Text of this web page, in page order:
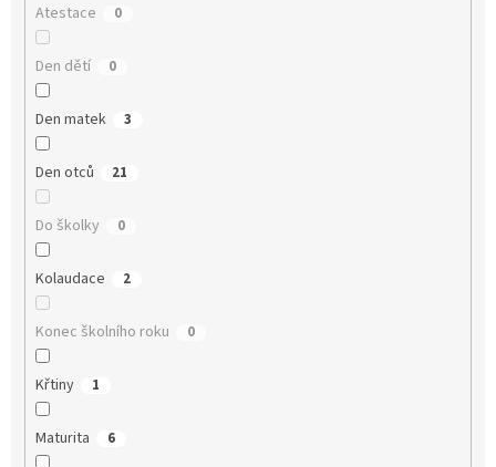
Atestace 0
Den dětí 0
Den matek 3
Den otců 21
Do školky 0
Kolaudace 2
Konec školního roku 0
Křtiny 1
Maturita 6